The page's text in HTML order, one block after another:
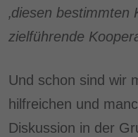
‚diesen bestimmten
zielführende
Und schon sind wir
hilfreichen und
Diskussion in der